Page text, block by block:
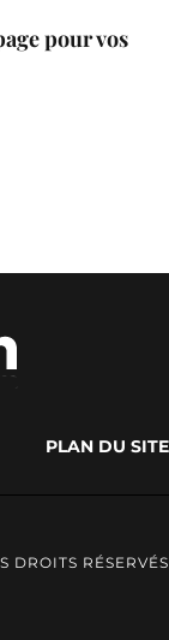
pour vos
PLAN DU SITE
DROITS RÉSERVÉS